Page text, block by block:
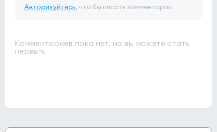
Авторизуйтесь, что бы писать комментарии
Комментариев пока нет, но вы можете стать
первым.